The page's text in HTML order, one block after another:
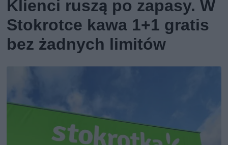
Klienci ruszą po zapasy. W
Stokrotce kawa 1+1 gratis
bez żadnych limitów